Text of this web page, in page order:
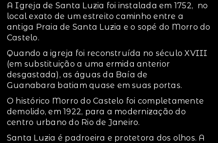
A Igreja de Santa Luzia foi instalada em 1752, no
local exato de um estreito caminho entre a
antiga Praia de Santa Luzia e o sopé do Morro do
Castelo.
Quando a igreja foi reconstruída no século XVIII
(em substituição a uma ermida anterior
desgastada), as águas da Baía de
Guanabara batiam quase em suas portas.
O histórico Morro do Castelo foi completamente
demolido, em 1922, para a modernização do
centro urbano do Rio de Janeiro.
Santa Luzia é padroeira e protetora dos olhos. A